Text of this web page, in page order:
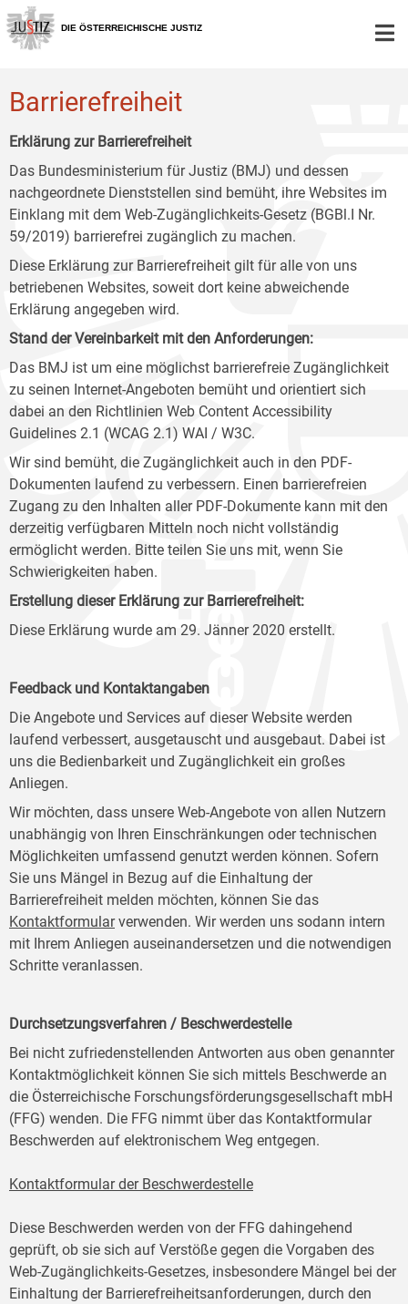
Zur
Hauptnavigation
[1]
Zum
Inhalt
[2]
Zum
Untermenü
[3]
DIE ÖSTERREICHISCHE JUSTIZ
Barrierefreiheit
Erklärung zur Barrierefreiheit
Das Bundesministerium für Justiz (BMJ) und dessen
nachgeordnete Dienststellen sind bemüht, ihre Websites im
Einklang mit dem Web-Zugänglichkeits-Gesetz (BGBl.I Nr.
59/2019) barrierefrei zugänglich zu machen.
Diese Erklärung zur Barrierefreiheit gilt für alle von uns
betriebenen Websites, soweit dort keine abweichende
Erklärung angegeben wird.
Stand der Vereinbarkeit mit den Anforderungen:
Das BMJ ist um eine möglichst barrierefreie Zugänglichkeit
zu seinen Internet-Angeboten bemüht und orientiert sich
dabei an den Richtlinien Web Content Accessibility
Guidelines 2.1 (WCAG 2.1) WAI / W3C.
Wir sind bemüht, die Zugänglichkeit auch in den PDF-
Dokumenten laufend zu verbessern. Einen barrierefreien
Zugang zu den Inhalten aller PDF-Dokumente kann mit den
derzeitig verfügbaren Mitteln noch nicht vollständig
ermöglicht werden. Bitte teilen Sie uns mit, wenn Sie
Schwierigkeiten haben.
Erstellung dieser Erklärung zur Barrierefreiheit:
Diese Erklärung wurde am 29. Jänner 2020 erstellt.
Feedback und Kontaktangaben
Die Angebote und Services auf dieser Website werden
laufend verbessert, ausgetauscht und ausgebaut. Dabei ist
uns die Bedienbarkeit und Zugänglichkeit ein großes
Anliegen.
Wir möchten, dass unsere Web-Angebote von allen Nutzern
unabhängig von Ihren Einschränkungen oder technischen
Möglichkeiten umfassend genutzt werden können. Sofern
Sie uns Mängel in Bezug auf die Einhaltung der
Barrierefreiheit melden möchten, können Sie das
Kontaktformularverwenden. Wir werden uns sodann intern
mit Ihrem Anliegen auseinandersetzen und die notwendigen
Schritte veranlassen.
Durchsetzungsverfahren / Beschwerdestelle
Bei nicht zufriedenstellenden Antworten aus oben genannter
Kontaktmöglichkeit können Sie sich mittels Beschwerde an
die Österreichische Forschungsförderungsgesellschaft mbH
(FFG) wenden. Die FFG nimmt über das Kontaktformular
Beschwerden auf elektronischem Weg entgegen.
Kontaktformular der Beschwerdestelle
Diese Beschwerden werden von der FFG dahingehend
geprüft, ob sie sich auf Verstöße gegen die Vorgaben des
Web-Zugänglichkeits-Gesetzes, insbesondere Mängel bei der
Einhaltung der Barrierefreiheitsanforderungen, durch den